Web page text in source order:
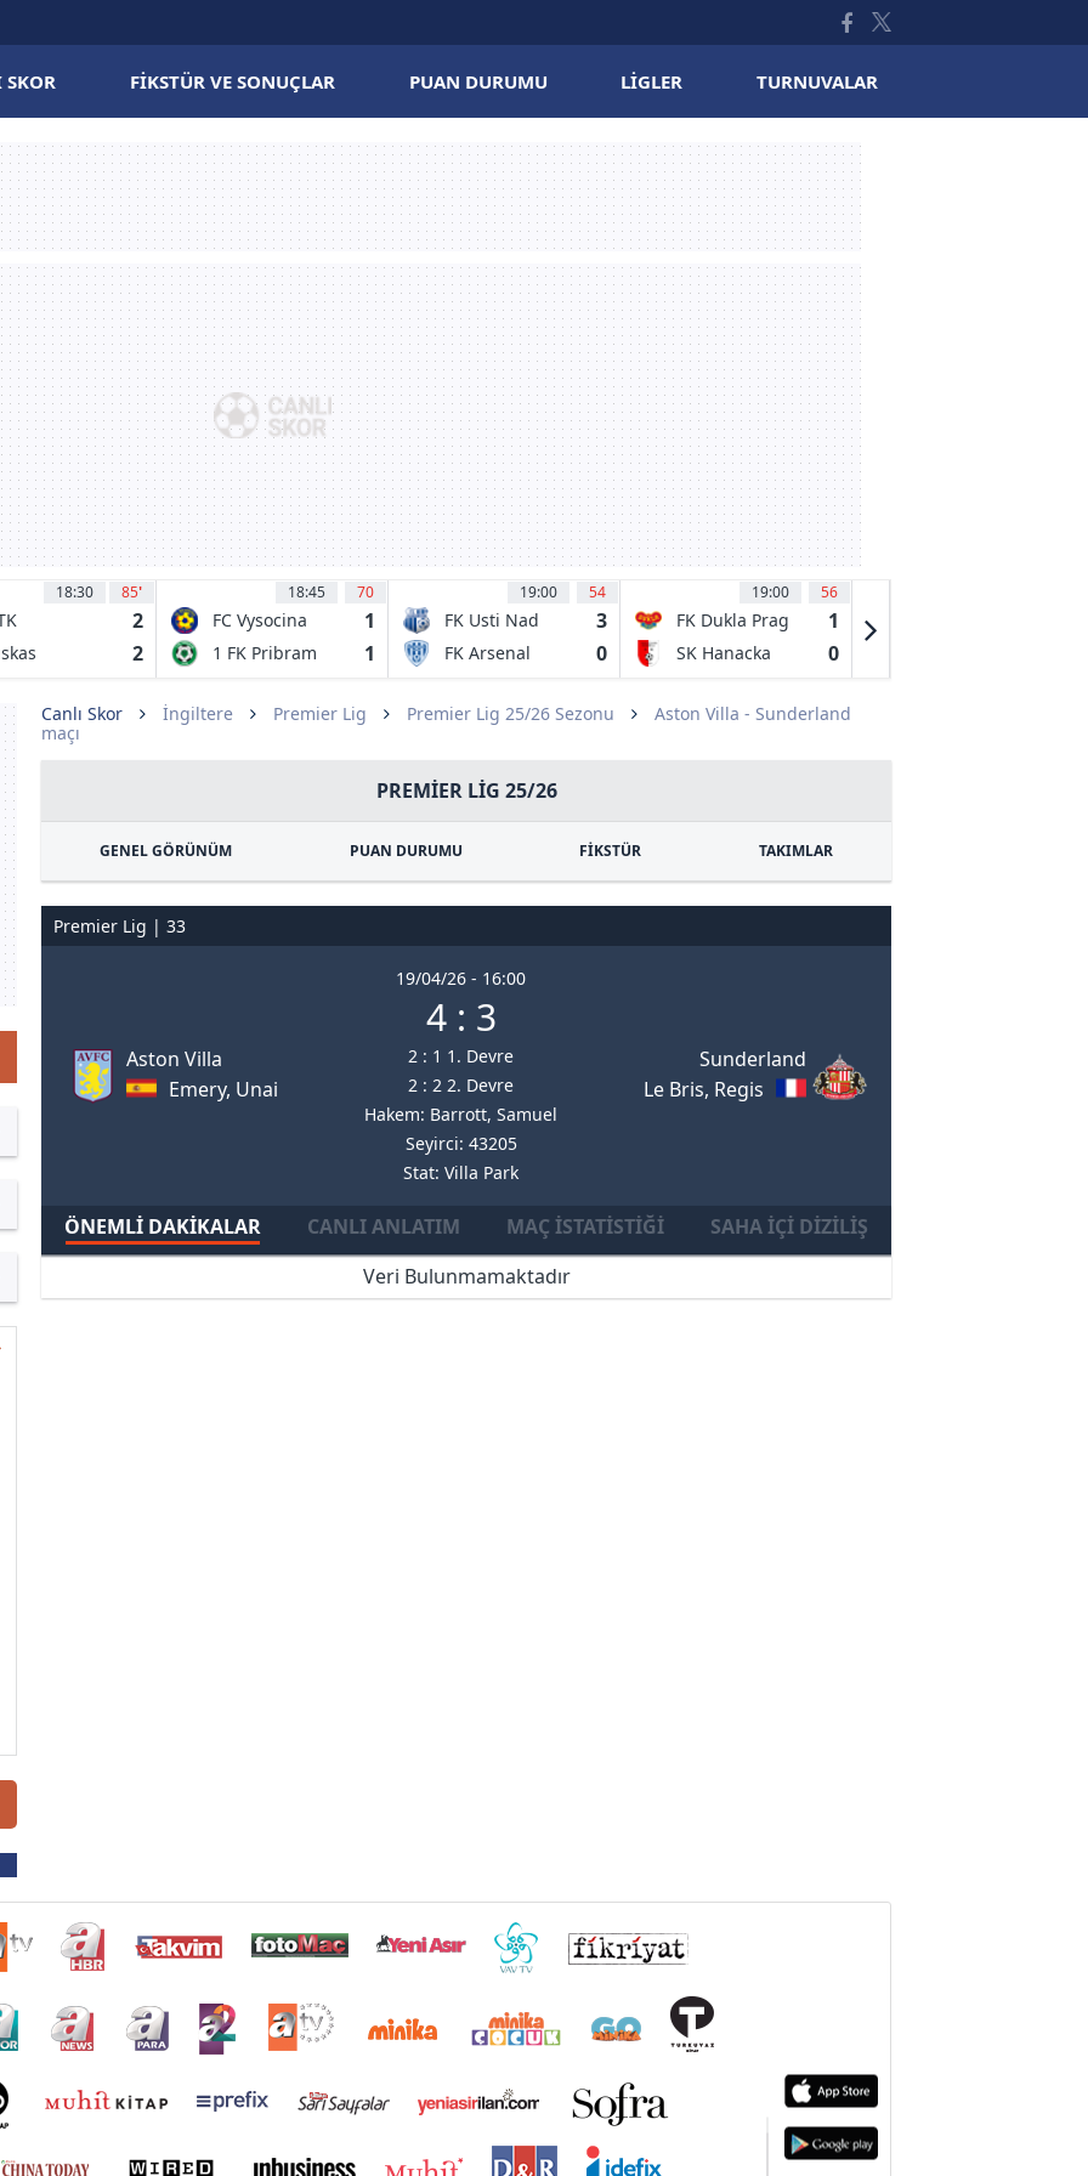
SKOR FIKSTÜR VE SONUÇLAR PUAN DURUMU LIGLER TURNUVALAR
18:30 85'
2
2
18:45 70
FC Vysocina
Jihlava
1
1 FK Pribram 1
19:00 54
FK Usti Nad
Labem
3
FK Arsenal
0
19:00 56
FK Dukla Prag 1
SK Hanacka
Kromeriz
0
Canlı Skor İngiltere Premier Lig Premier Lig 25/26 Sezonu
Aston Villa - Sunderland
maçı
PREMIER LIG 25/26
GENEL GÖRÜNÜM PUAN DURUMU FİKSTÜR TAKIMLAR
Premier Lig | 33
Aston Villa
Emery, Unai
19/04/26 - 16:00
4 : 3
2 : 1 1. Devre
2 : 2 2. Devre
Hakem: Barrott, Samuel
Seyirci: 43205
Stat: Villa Park
Sunderland
Le Bris, Regis
ÖNEMLI DAKIKALAR CANLI ANLATIM MAÇ İSTATISTIĞI
SAHA İÇI DIZILIŞ
Veri Bulunmamaktadır